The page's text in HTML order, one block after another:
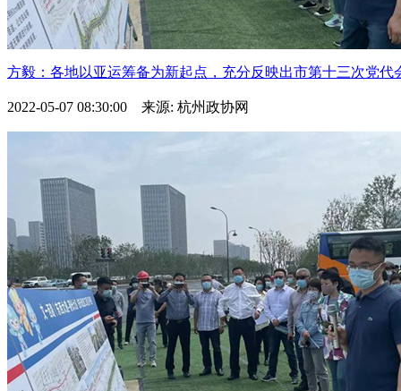
方毅：各地以亚运筹备为新起点，充分反映出市第十三次党代
2022-05-07 08:30:00 来源: 杭州政协网